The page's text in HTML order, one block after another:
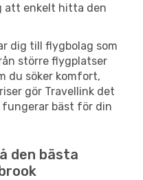
att enkelt hitta den
dig till flygbolag som
större flygplatser
du söker komfort,
gör Travellink det
bäst för din
den bästa